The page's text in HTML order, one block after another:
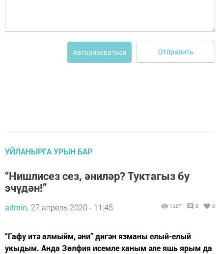
Авторизоваться Отправить
УЙЛАНЫРГА УРЫН БАР
“Нишлисез сез, әниләр? Туктагыз бу
эчүдән!”
admin, 27 апрель 2020 - 11:45 1407 0 0
“Гафу итә алмыйм, әни” дигән язманы елый-елый
укыдым. Анда Зөлфия исемле ханым әле яшь ярым да